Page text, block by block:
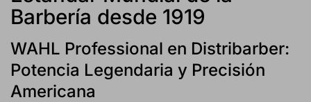
Barbería desde 1919
WAHL Professional en Distribarber:
Potencia Legendaria y Precisión
Americana